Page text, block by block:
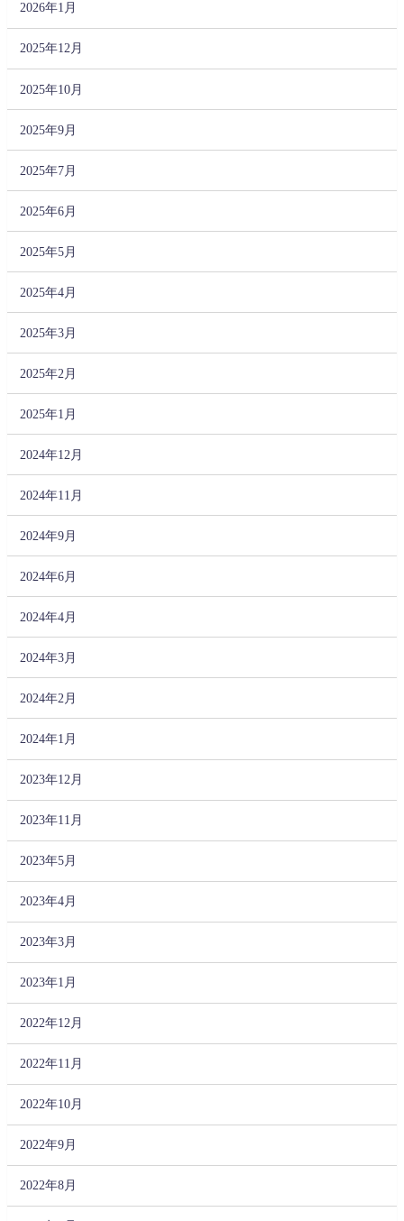
2026年1月
2025年12月
2025年10月
2025年9月
2025年7月
2025年6月
2025年5月
2025年4月
2025年3月
2025年2月
2025年1月
2024年12月
2024年11月
2024年9月
2024年6月
2024年4月
2024年3月
2024年2月
2024年1月
2023年12月
2023年11月
2023年5月
2023年4月
2023年3月
2023年1月
2022年12月
2022年11月
2022年10月
2022年9月
2022年8月